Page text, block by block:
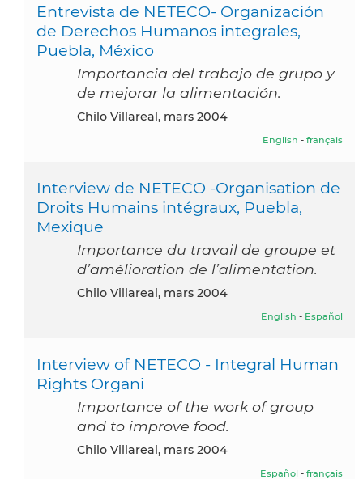
Entrevista de NETECO- Organización
de Derechos Humanos integrales,
Puebla, México
Importancia del trabajo de grupo y
de mejorar la alimentación.
Chilo Villareal, mars 2004
English - français
Interview de NETECO -Organisation de
Droits Humains intégraux, Puebla,
Mexique
Importance du travail de groupe et
d’amélioration de l’alimentation.
Chilo Villareal, mars 2004
English - Español
Interview of NETECO - Integral Human
Rights Organi
Importance of the work of group
and to improve food.
Chilo Villareal, mars 2004
Español - français